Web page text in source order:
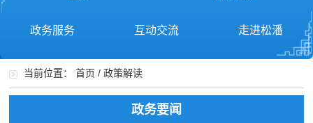
政务服务 互动交流 走进松潘
当前位置：首页 /政策解读
政务要闻